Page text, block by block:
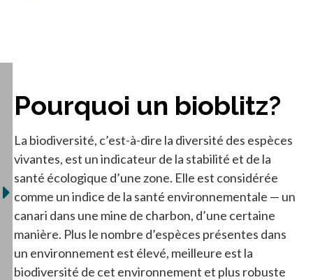
Pourquoi un bioblitz?
La biodiversité, c’est-à-dire la diversité des espèces
vivantes, est un indicateur de la stabilité et de la
santé écologique d’une zone. Elle est considérée
comme un indice de la santé environnementale — un
canari dans une mine de charbon, d’une certaine
manière. Plus le nombre d’espèces présentes dans
un environnement est élevé, meilleure est la
biodiversité de cet environnement et plus robuste